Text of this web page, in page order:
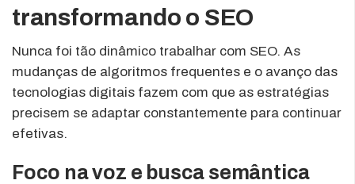
transformando o SEO
Nunca foi tão dinâmico trabalhar com SEO. As
mudanças de algoritmos frequentes e o avanço das
tecnologias digitais fazem com que as estratégias
precisem se adaptar constantemente para continuar
efetivas.
Foco na voz e busca semântica